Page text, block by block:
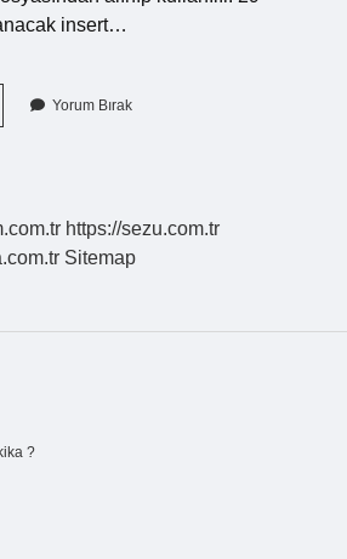
insert…
Yorum Bırak
https://sezu.com.tr
Sitemap
?